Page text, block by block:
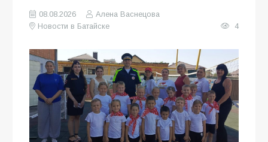
08.08.2026
Алена Васнецова
Новости в Батайске
4